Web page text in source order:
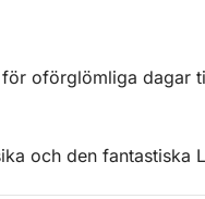
oförglömliga dagar
och den fantastiska